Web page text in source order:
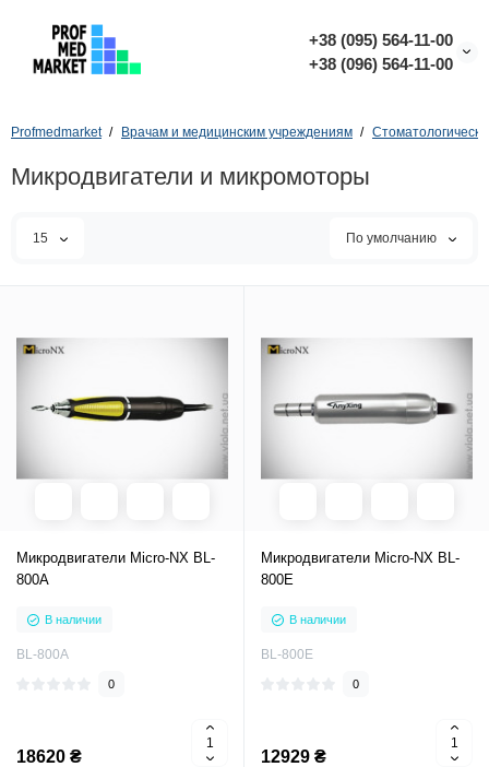
+38 (095) 564-11-00
+38 (096) 564-11-00
Profmedmarket Врачам и медицинским учреждениям
Микродвигатели и микромоторы
15 По умолчанию
Микродвигатели Micro-NX BL-
800A
В наличии
BL-800A
0
18620 ₴
Микродвигатели Micro-NX BL-
800Е
В наличии
BL-800Е
0
12929 ₴